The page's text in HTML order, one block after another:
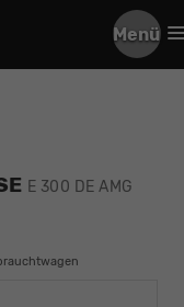
Menü
E 300 DE AMG